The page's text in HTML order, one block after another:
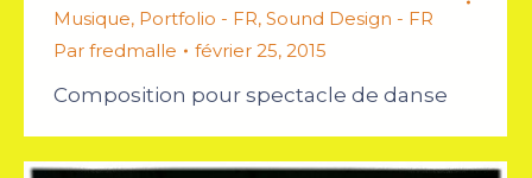
Musique, Portfolio - FR, Sound Design - FR
Par fredmalle février 25, 2015
Composition pour spectacle de danse